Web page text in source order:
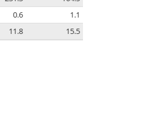
0.6
1.1
11.8 15.5